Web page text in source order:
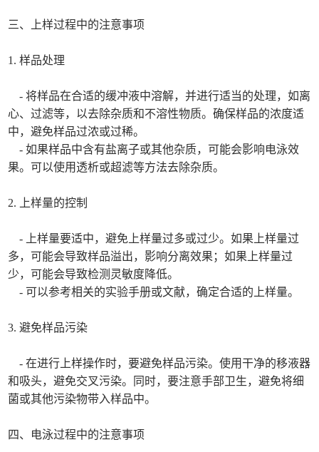
三、上样过程中的注意事项
1. 样品处理
- 将样品在合适的缓冲液中溶解，并进行适当的处理，如离
心、过滤等，以去除杂质和不溶性物质。确保样品的浓度适
中，避免样品过浓或过稀。
- 如果样品中含有盐离子或其他杂质，可能会影响电泳效
果。可以使用透析或超滤等方法去除杂质。
2. 上样量的控制
- 上样量要适中，避免上样量过多或过少。如果上样量过
多，可能会导致样品溢出，影响分离效果；如果上样量过
少，可能会导致检测灵敏度降低。
- 可以参考相关的实验手册或文献，确定合适的上样量。
3. 避免样品污染
- 在进行上样操作时，要避免样品污染。使用干净的移液器
和吸头，避免交叉污染。同时，要注意手部卫生，避免将细
菌或其他污染物带入样品中。
四、电泳过程中的注意事项